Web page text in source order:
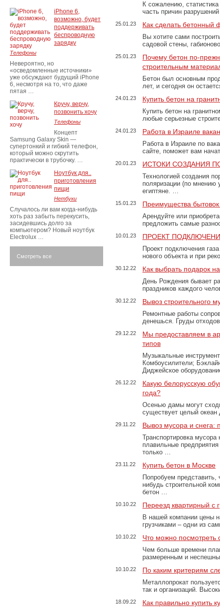
К сожалению,
часть причин
25.01.23 Как сделать бетонный
Вы хотите сами
садовой стены,
25.01.23
Почему бетон по-
строительным
Бетон был основным
лет, и сегодня он
24.01.23 Купить бетон на
Купить бетон на
любые серьезные
24.01.23 Работа в Израиле
Работа в Израиле по
сайте, поможет вам
20.01.23 ИСТОКИ СОЗДАНИЯ
Технологией создания
поляризации (по
египтяне. …
15.01.23 Преимущества
Арендуйте или
предложить самые
10.01.23 ПРОЕКТ
Проект подключения
нового объекта и при
30.12.22 Как выбрать подарок
День Рождения бывает
праздников каждого
30.12.22 Вывоз строительного
Ремонтные работы
денешься. Груды
29.12.22
Мы предоставляем в
типов
Музыкальные
Комбоусилители;
Диджейское
26.12.22
Какую белорусскую
года?
Осенью дамы могут
существует целый
29.11.22 Вывоз мусора и
Транспортировка
плавильные
только …
23.11.22 Купить бетон в Москве
Попробуем представить,
нибудь строительной
бетон …
10.10.22 Переезд квартирный с
В нашей компании цены
грузчиками – одни из
10.10.22 Что можно посмотреть
Чем больше времени
размеренным и
10.10.22 По каким критериям
Металлопрокат
так и организаций.
18.09.22 Как правильно купить
iPhone 6,
возможно, будет
поддерживать
беспроводную
зарядку
Телефоны
Невероятно, но
«осведомленные источники»
уже обсуждают будущий iPhone
6, несмотря на то, что даже
пятая …
Кручу, верчу,
позвонить хочу
Телефоны
Концепт
Samsung Galaxy Skin —
супертонкий и гибкий телефон,
который можно скрутить
практически в трубочку. …
Ноутбук для..
приготовления
пищи
Нетбуки
Случалось ли вам когда-нибудь
хоть раз забыть перекусить,
засидевшись долго за
компьютером? Новый ноутбук
Electrolux …
Смотреть все